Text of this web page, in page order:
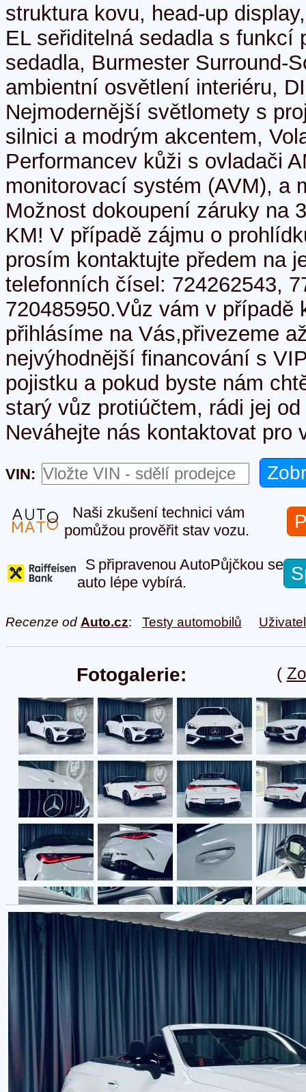
struktura kovu, head-up
EL seřiditelná sedadla s funkcí
sedadla, Burmester Surround-
ambientní osvětlení interiéru,
Nejmodernější světlomety s
silnici a modrým akcentem,
Performancev kůži s ovladači
monitorovací systém (AVM), a
Možnost dokoupení záruky na
KM! V případě zájmu o
prosím kontaktujte předem na
telefonních čísel: 724262543,
720485950.Vůz vám v případě
přihlásíme na Vás,přivezeme
nejvýhodnější financování s
pojistku a pokud byste nám
starý vůz protiúčtem, rádi jej
Neváhejte nás kontaktovat pro
VIN:
Naši zkušení technici vám
pomůžou prověřit stav vozu.
S připravenou AutoPůjčkou se
auto lépe vybírá.
Recenze od Auto.cz: Testy automobilů
(
Fotogalerie: